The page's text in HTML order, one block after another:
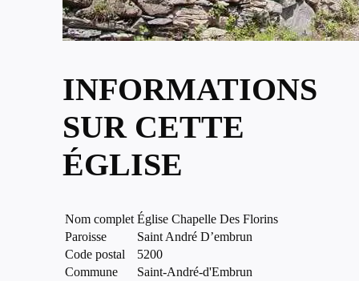
INFORMATIONS
SUR CETTE
ÉGLISE
Nom complet Église Chapelle Des Florins
Paroisse
Saint André D’embrun
Code postal
5200
Commune
Saint-André-d'Embrun